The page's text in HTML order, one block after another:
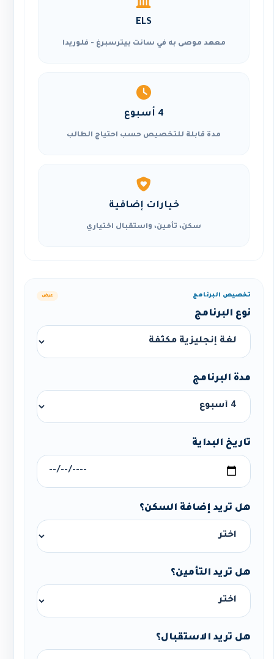
ELS
معهد موصى به في سانت بيترسبرغ - فلوريدا
4 أسبوع
مدة قابلة للتخصيص حسب احتياج الطالب
خيارات إضافية
سكن، تأمين، واستقبال اختياري
تخصيص البرنامج عرض
نوع البرنامج
مدة البرنامج
تاريخ البداية
هل تريد إضافة السكن؟
هل تريد التأمين؟
هل تريد الاستقبال؟